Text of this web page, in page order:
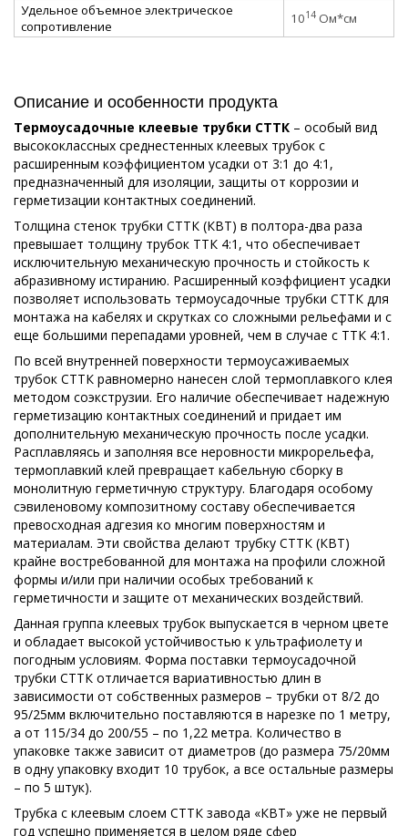
Удельное объемное электрическое
сопротивление
1014 Ом*см
Описание и особенности продукта
Термоусадочные клеевые трубки СТТК – особый вид
высококлассных среднестенных клеевых трубок с
расширенным коэффициентом усадки от 3:1 до 4:1,
предназначенный для изоляции, защиты от коррозии и
герметизации контактных соединений.
Толщина стенок трубки СТТК (КВТ) в полтора-два раза
превышает толщину трубок ТТК 4:1, что обеспечивает
исключительную механическую прочность и стойкость к
абразивному истиранию. Расширенный коэффициент усадки
позволяет использовать термоусадочные трубки СТТК для
монтажа на кабелях и скрутках со сложными рельефами и с
еще большими перепадами уровней, чем в случае с ТТК 4:1.
По всей внутренней поверхности термоусаживаемых
трубок СТТК равномерно нанесен слой термоплавкого клея
методом соэкструзии. Его наличие обеспечивает надежную
герметизацию контактных соединений и придает им
дополнительную механическую прочность после усадки.
Расплавляясь и заполняя все неровности микрорельефа,
термоплавкий клей превращает кабельную сборку в
монолитную герметичную структуру. Благодаря особому
сэвиленовому композитному составу обеспечивается
превосходная адгезия ко многим поверхностям и
материалам. Эти свойства делают трубку СТТК (КВТ)
крайне востребованной для монтажа на профили сложной
формы и/или при наличии особых требований к
герметичности и защите от механических воздействий.
Данная группа клеевых трубок выпускается в черном цвете
и обладает высокой устойчивостью к ультрафиолету и
погодным условиям. Форма поставки термоусадочной
трубки СТТК отличается вариативностью длин в
зависимости от собственных размеров – трубки от 8/2 до
95/25мм включительно поставляются в нарезке по 1 метру,
а от 115/34 до 200/55 – по 1,22 метра. Количество в
упаковке также зависит от диаметров (до размера 75/20мм
в одну упаковку входит 10 трубок, а все остальные размеры
– по 5 штук).
Трубка с клеевым слоем СТТК завода «КВТ» уже не первый
год успешно применяется в целом ряде сфер